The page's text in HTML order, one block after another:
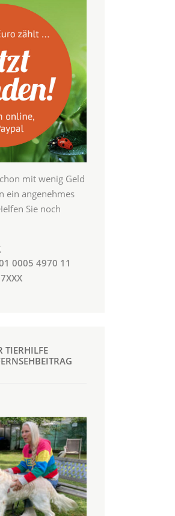
mit wenig Geld
ein angenehmes
Sie noch
0005 4970 11
TIERHILFE